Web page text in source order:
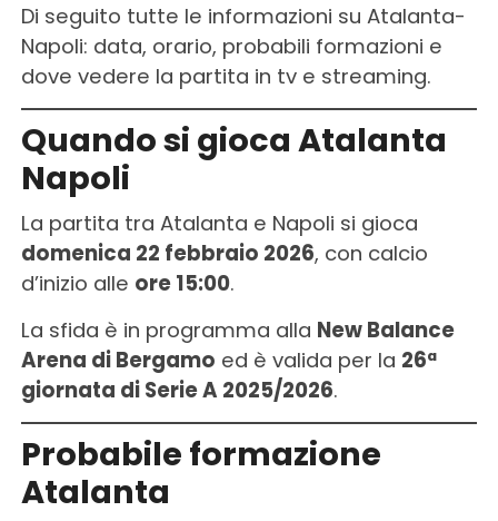
Di seguito tutte le informazioni su Atalanta-
Napoli: data, orario, probabili formazioni e
dove vedere la partita in tv e streaming.
Quando si gioca Atalanta
Napoli
La partita tra Atalanta e Napoli si gioca
domenica 22 febbraio 2026, con calcio
d’inizio alle ore 15:00.
La sfida è in programma alla New Balance
Arena di Bergamo ed è valida per la 26ª
giornata di Serie A 2025/2026.
Probabile formazione
Atalanta